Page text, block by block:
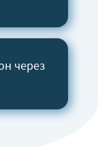
через